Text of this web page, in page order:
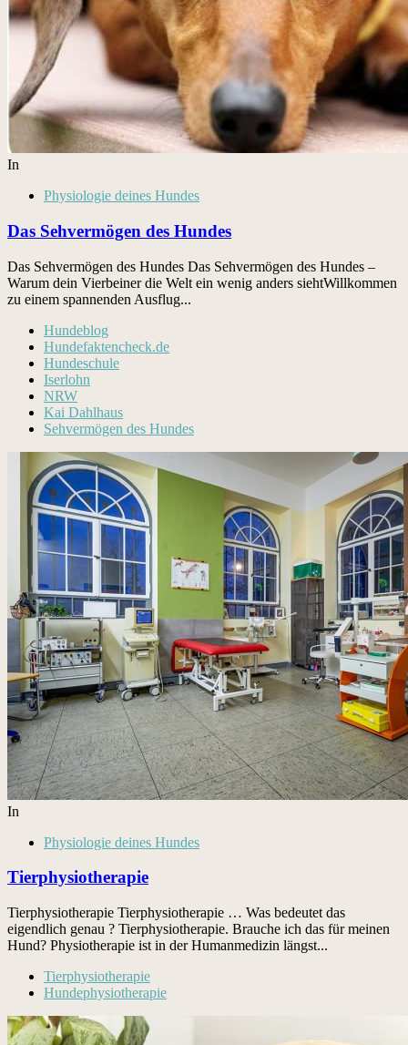
In
Physiologie deines Hundes
Das Sehvermögen des Hundes
Das Sehvermögen des Hundes Das Sehver­mö­gen des Hun­des –
Warum dein Vier­bein­er die Welt ein wenig anders siehtWillkom­men
zu einem span­nen­den Aus­flug...
Hundeblog
Hundefaktencheck.de
Hundeschule
Iserlohn
NRW
Kai Dahlhaus
Sehvermögen des Hundes
In
Physiologie deines Hundes
Tierphysiotherapie
Tierphysiotherapie Tierphysiotherapie … Was bedeutet das
eigendlich genau ? Tier­phys­io­ther­a­pie. Brauche ich das für meinen
Hund? Phys­io­ther­a­pie ist in der Human­medi­zin längst...
Tierphysiotherapie
Hundephysiotherapie